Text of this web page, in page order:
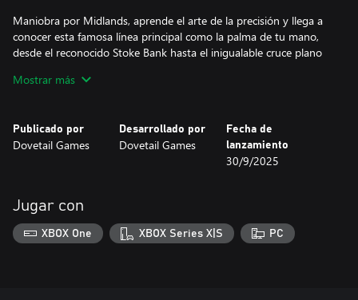
Maniobra por Midlands, aprende el arte de la precisión y llega a
conocer esta famosa línea principal como la palma de tu mano,
desde el reconocido Stoke Bank hasta el inigualable cruce plano
tu viaje. Controlarás trenes con cientos de pasajeros y toneladas
Despierta tu deseo interior por la velocidad y apresúrate a lo
largo de los límites del condado de Midlands en Train Sim World:
Mostrar más
Publicado por
Dovetail Games
Desarrollado por
Dovetail Games
Fecha de
lanzamiento
30/9/2025
Jugar con
XBOX One XBOX Series X|S PC